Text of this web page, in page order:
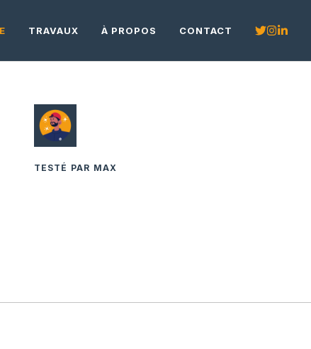
TRAVAUX À PROPOS CONTACT
TESTÉ PAR MAX